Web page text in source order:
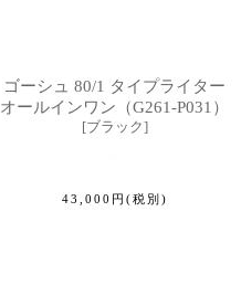
ゴーシュ 80/1 タイプライター
オールインワン（G261-P031）
[ブラック]
43,000 円 (税別)